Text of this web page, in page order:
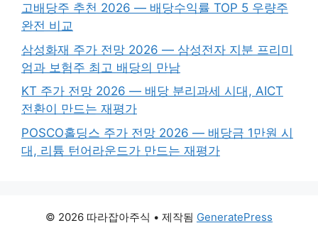
고배당주 추천 2026 — 배당수익률 TOP 5 우량주
완전 비교
삼성화재 주가 전망 2026 — 삼성전자 지분 프리미
엄과 보험주 최고 배당의 만남
KT 주가 전망 2026 — 배당 분리과세 시대, AICT
전환이 만드는 재평가
POSCO홀딩스 주가 전망 2026 — 배당금 1만원 시
대, 리튬 턴어라운드가 만드는 재평가
© 2026 따라잡아주식 • 제작됨 GeneratePress